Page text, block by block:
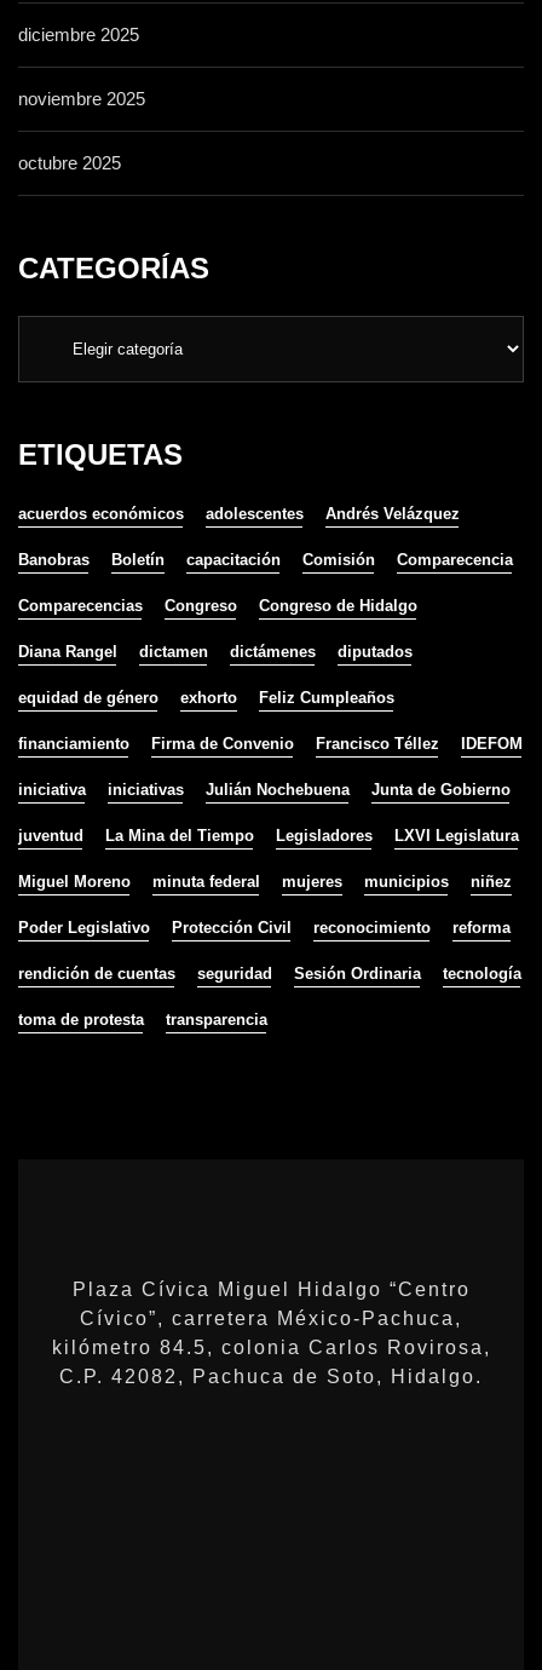
diciembre 2025
noviembre 2025
octubre 2025
CATEGORÍAS
ETIQUETAS
acuerdos económicos adolescentes Andrés Velázquez
Banobras Boletín capacitación Comisión Comparecencia
Comparecencias Congreso Congreso de Hidalgo
Diana Rangel dictamen dictámenes diputados
equidad de género exhorto Feliz Cumpleaños
financiamiento Firma de Convenio Francisco Téllez IDEFOM
iniciativa iniciativas Julián Nochebuena Junta de Gobierno
juventud La Mina del Tiempo Legisladores LXVI Legislatura
Miguel Moreno minuta federal mujeres municipios niñez
Poder Legislativo Protección Civil reconocimiento reforma
rendición de cuentas seguridad Sesión Ordinaria tecnología
toma de protesta transparencia
Plaza Cívica Miguel Hidalgo “Centro
Cívico”, carretera México-Pachuca,
kilómetro 84.5, colonia Carlos Rovirosa,
C.P. 42082, Pachuca de Soto, Hidalgo.